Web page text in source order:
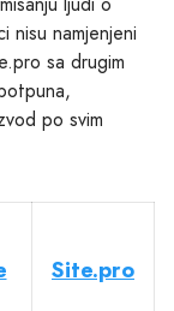
nisu namjenjeni
sa drugim
po svim
Site.pro